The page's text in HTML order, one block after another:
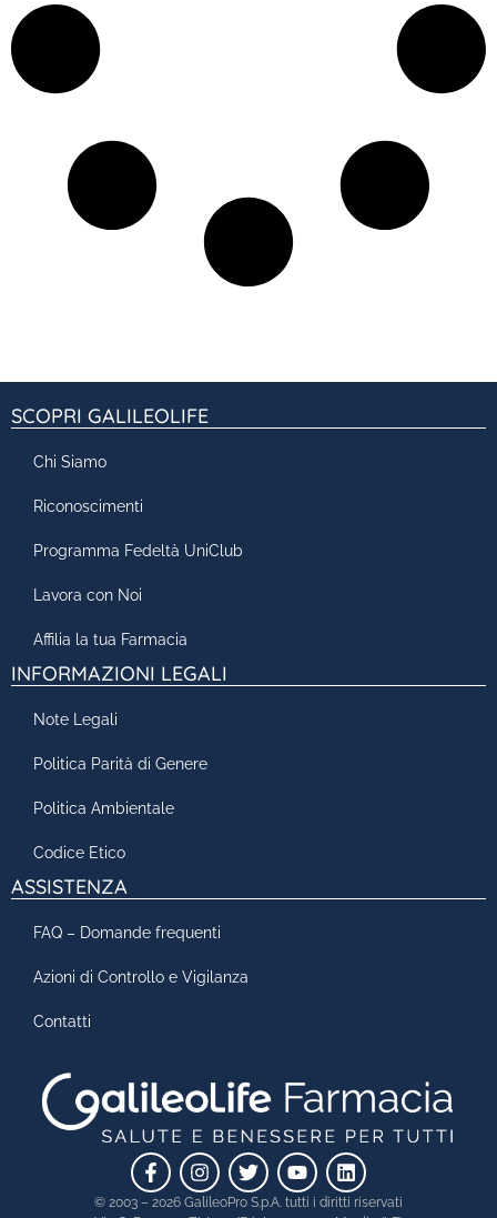
© 2003 – 2026 GalileoPro S.p.A. tutti i diritti riservati
SCOPRI GALILEOLIFE
Chi Siamo
Riconoscimenti
Programma Fedeltà UniClub
Lavora con Noi
Affilia la tua Farmacia
INFORMAZIONI LEGALI
Note Legali
Politica Parità di Genere
Politica Ambientale
Codice Etico
ASSISTENZA
FAQ – Domande frequenti
Azioni di Controllo e Vigilanza
Contatti